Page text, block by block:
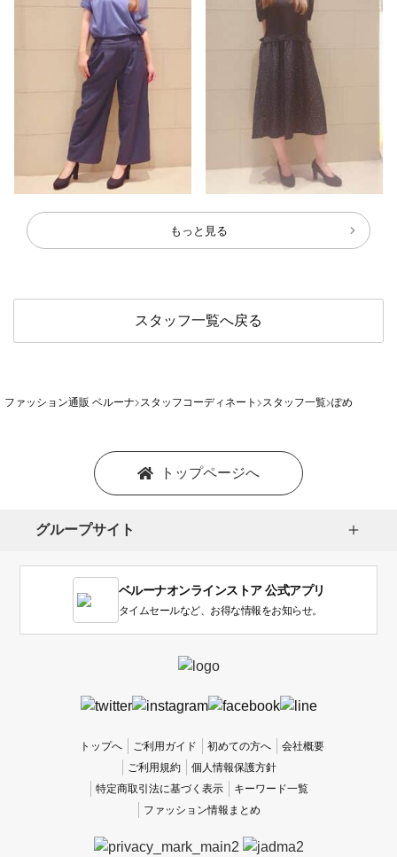
もっと見る
スタッフ一覧へ戻る
ファッション通販 ベルーナ スタッフコーディネート スタッフ一覧 ぽめ
トップページへ
グループサイト
ベルーナオンラインストア 公式アプリ
タイムセールなど、お得な情報をお知らせ。
トップへ ご利用ガイド 初めての方へ
会社概要
ご利用規約
個人情報保護方針
特定商取引法に基づく表示
キーワード一覧
ファッション情報まとめ